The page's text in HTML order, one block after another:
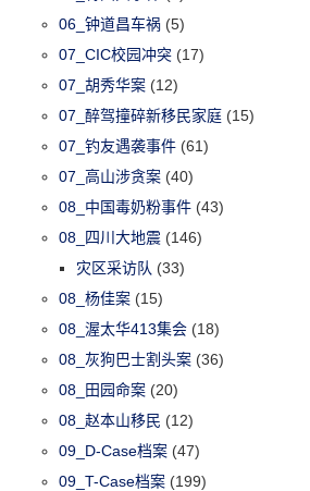
06_钟道昌车祸 (5)
07_CIC校园冲突 (17)
07_胡秀华案 (12)
07_醉驾撞碎新移民家庭 (15)
07_钓友遇袭事件 (61)
07_高山涉贪案 (40)
08_中国毒奶粉事件 (43)
08_四川大地震 (146)
灾区采访队 (33)
08_杨佳案 (15)
08_渥太华413集会 (18)
08_灰狗巴士割头案 (36)
08_田园命案 (20)
08_赵本山移民 (12)
09_D-Case档案 (47)
09_T-Case档案 (199)